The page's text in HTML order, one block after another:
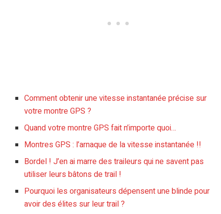
Comment obtenir une vitesse instantanée précise sur
votre montre GPS ?
Quand votre montre GPS fait n’importe quoi…
Montres GPS : l’arnaque de la vitesse instantanée !!
Bordel ! J’en ai marre des traileurs qui ne savent pas
utiliser leurs bâtons de trail !
Pourquoi les organisateurs dépensent une blinde pour
avoir des élites sur leur trail ?